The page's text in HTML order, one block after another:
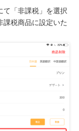
て「非課税」を選択
課税商品に設定いた